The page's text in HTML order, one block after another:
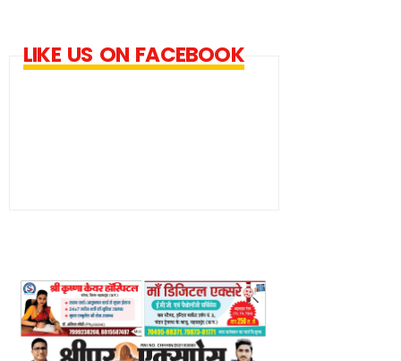
LIKE US ON FACEBOOK